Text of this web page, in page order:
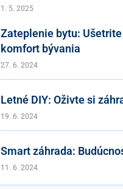
1. 5. 2025
Zateplenie bytu:
komfort bývania
27. 6. 2024
Letné DIY: Oživte si
19. 6. 2024
Smart záhrada:
11. 6. 2024